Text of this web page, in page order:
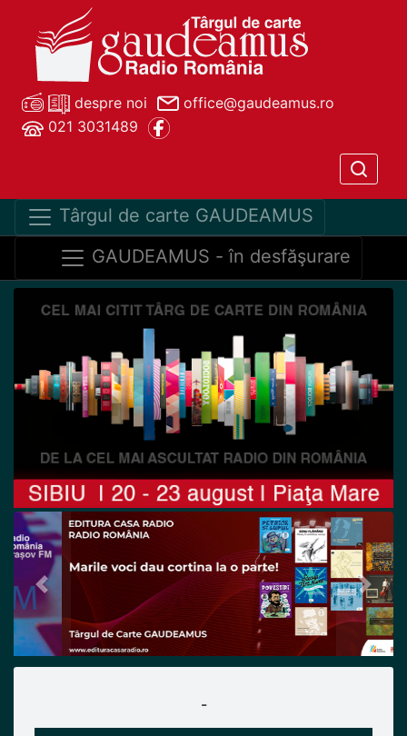
despre noi
office@gaudeamus.ro
021 3031489
Târgul de carte GAUDEAMUS
GAUDEAMUS - în desfăşurare
Previous Next
-